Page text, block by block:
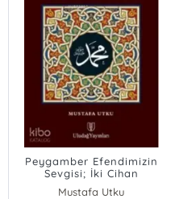
Peygamber Efendimizin
Sevgisi; İki Cihan
Saadetinin Sermayesi
Mustafa Utku